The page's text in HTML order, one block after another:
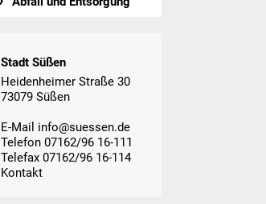
Stadt Süßen
Heidenheimer Straße 30
73079 Süßen
E-Mail info@suessen.de
Telefon 07162/96 16-111
Telefax 07162/96 16-114
Kontakt